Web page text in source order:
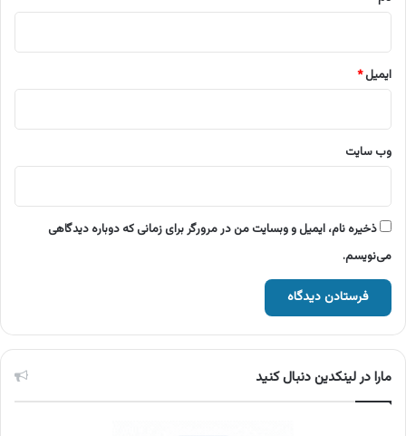
ایمیل*
وب‌ سایت
ذخیره نام، ایمیل و وبسایت من در مرورگر برای زمانی که دوباره دیدگاهی
می‌نویسم.
مارا در لینکدین دنبال کنید